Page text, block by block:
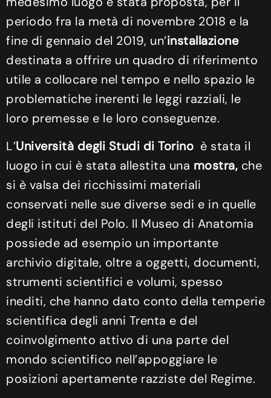
periodo fra la metà di novembre 2018 e la
fine di gennaio del 2019, un’installazione
destinata a offrire un quadro di riferimento
utile a collocare nel tempo e nello spazio le
problematiche inerenti le leggi razziali, le
loro premesse e le loro conseguenze.
L’Università degli Studi di Torino è stata il
luogo in cui è stata allestita una mostra, che
si è valsa dei ricchissimi materiali
conservati nelle sue diverse sedi e in quelle
degli istituti del Polo. Il Museo di Anatomia
possiede ad esempio un importante
archivio digitale, oltre a oggetti, documenti,
strumenti scientifici e volumi, spesso
inediti, che hanno dato conto della temperie
scientifica degli anni Trenta e del
coinvolgimento attivo di una parte del
mondo scientifico nell’appoggiare le
posizioni apertamente razziste del Regime.